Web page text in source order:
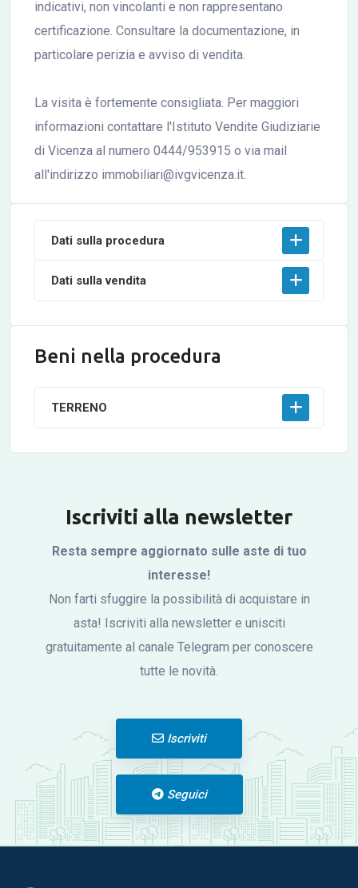
indicativi, non vincolanti e non rappresentano
certificazione. Consultare la documentazione, in
particolare perizia e avviso di vendita.
La visita è fortemente consigliata. Per maggiori
informazioni contattare l'Istituto Vendite Giudiziarie
di Vicenza al numero 0444/953915 o via mail
all'indirizzo immobiliari@ivgvicenza.it.
Dati sulla procedura
Dati sulla vendita
Beni nella procedura
TERRENO
Iscriviti alla newsletter
Resta sempre aggiornato sulle aste di tuo
interesse!
Non farti sfuggire la possibilità di acquistare in
asta! Iscriviti alla newsletter e unisciti
gratuitamente al canale Telegram per conoscere
tutte le novità.
Iscriviti
Seguici